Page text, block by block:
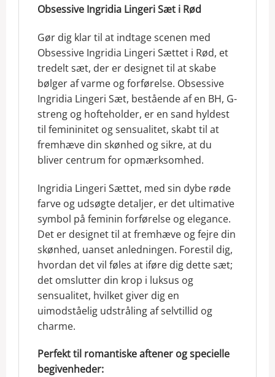
Obsessive Ingridia Lingeri Sæt i Rød
Gør dig klar til at indtage scenen med
Obsessive Ingridia Lingeri Sættet i Rød, et
tredelt sæt, der er designet til at skabe
bølger af varme og forførelse. Obsessive
Ingridia Lingeri Sæt, bestående af en BH, G-
streng og hofteholder, er en sand hyldest
til femininitet og sensualitet, skabt til at
fremhæve din skønhed og sikre, at du
bliver centrum for opmærksomhed.
Ingridia Lingeri Sættet, med sin dybe røde
farve og udsøgte detaljer, er det ultimative
symbol på feminin forførelse og elegance.
Det er designet til at fremhæve og fejre din
skønhed, uanset anledningen. Forestil dig,
hvordan det vil føles at iføre dig dette sæt;
det omslutter din krop i luksus og
sensualitet, hvilket giver dig en
uimodståelig udstråling af selvtillid og
charme.
Perfekt til romantiske aftener og specielle
begivenheder: